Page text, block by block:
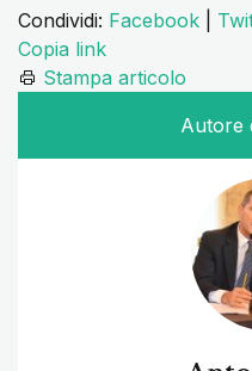
Condividi: Facebook
Copia link
Stampa articolo
Autore